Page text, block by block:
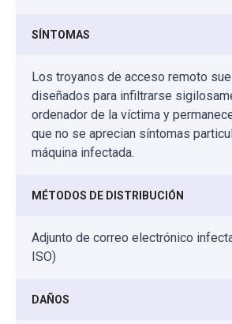
SÍNTOMAS
Los troyanos de acceso remoto
diseñados para infiltrarse
ordenador de la víctima y
que no se aprecian síntomas
máquina infectada.
MÉTODOS DE DISTRIBUCIÓN
Adjunto de correo electrónico
ISO)
DAÑOS